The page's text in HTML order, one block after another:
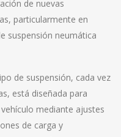
de nuevas
particularmente en
suspensión neumática
de suspensión, cada vez
está diseñada para
mediante ajustes
de carga y